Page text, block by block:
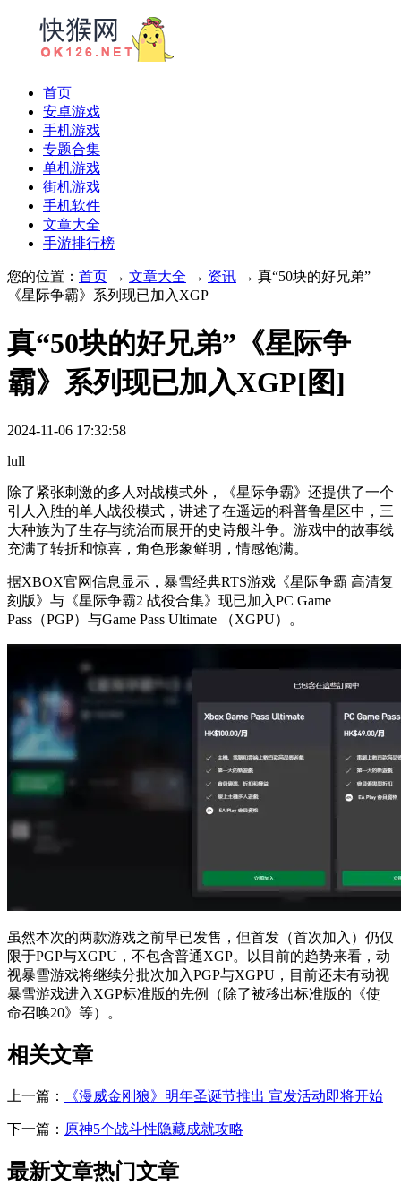
首页
安卓游戏
手机游戏
专题合集
单机游戏
街机游戏
手机软件
文章大全
手游排行榜
您的位置： 首页 → 文章大全 → 资讯 → 真“50块的好兄弟”
《星际争霸》系列现已加入XGP
真“50块的好兄弟”《星际争
霸》系列现已加入XGP[图]
2024-11-06 17:32:58
lull
除了紧张刺激的多人对战模式外，《星际争霸》还提供了一个
引人入胜的单人战役模式，讲述了在遥远的科普鲁星区中，三
大种族为了生存与统治而展开的史诗般斗争。游戏中的故事线
充满了转折和惊喜，角色形象鲜明，情感饱满。
据XBOX官网信息显示，暴雪经典RTS游戏《星际争霸 高清复
刻版》与《星际争霸2 战役合集》现已加入PC Game
Pass（PGP）与Game Pass Ultimate ​​​（XGPU）。
虽然本次的两款游戏之前早已发售，但首发（首次加入）仍仅
限于PGP与XGPU，不包含普通XGP。以目前的趋势来看，动
视暴雪游戏将继续分批次加入PGP与XGPU，目前还未有动视
暴雪游戏进入XGP标准版的先例（除了被移出标准版的《使
命召唤20》等）。
相关文章
上一篇： 《漫威金刚狼》明年圣诞节推出 宣发活动即将开始
下一篇： 原神5个战斗性隐藏成就攻略
最新文章热门文章